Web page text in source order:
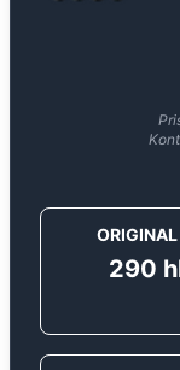
ORIGINAL
290